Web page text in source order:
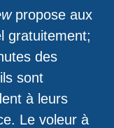
propose aux
gratuitement;
des
sont
à leurs
Le voleur à